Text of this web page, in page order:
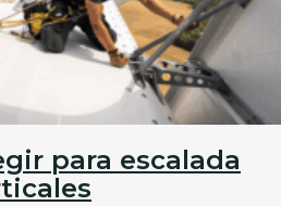
para escalada